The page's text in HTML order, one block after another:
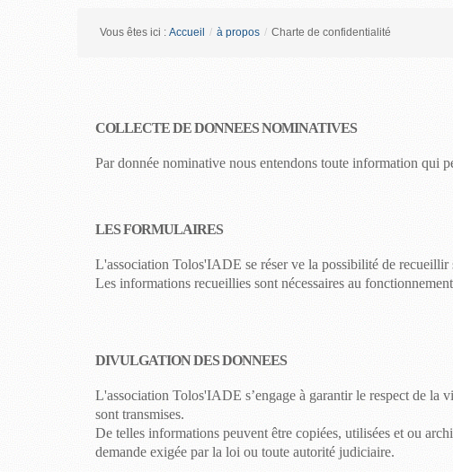
Vous êtes ici : Accueil / à propos / Charte de confidentialité
COLLECTE DE DONNEES NOMINATIVES
Par donnée nominative nous entendons toute information qui
LES FORMULAIRES
L'association Tolos'IADE se réserve la possibilité de recueillir
Les informations recueillies sont nécessaires au
DIVULGATION DES DONNEES
L'association Tolos'IADE s’engage à garantir le respect de la
sont transmises.
De telles informations peuvent être copiées, utilisées et ou
demande exigée par la loi ou toute autorité judiciaire.